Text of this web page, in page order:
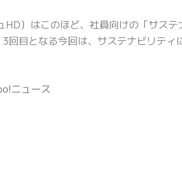
）はこのほど、社員向けの「サステ
回目となる今回は、サステナビリティ
ニュース